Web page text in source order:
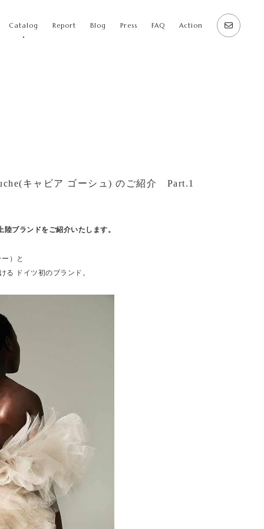
Catalog Report Blog Press FAQ Action
キャビア ゴーシュ) のご紹介 Part.1
ブランドをご紹介いたします。
）と
る ドイツ初のブランド。